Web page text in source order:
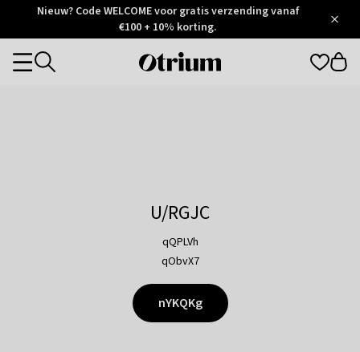
Otrium
Trustpilot
Nieuw? Code WELCOME voor gratis verzending vanaf
€100 + 10% korting.
Otrium
Categories
U/RGJC
qQPLVh
qObvX7
nYKQKg